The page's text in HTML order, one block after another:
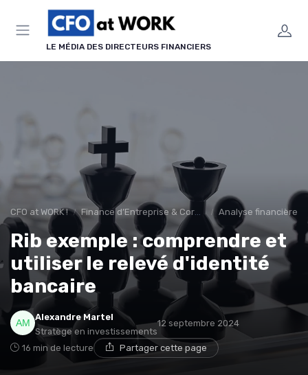
LE MÉDIA DES DIRECTEURS FINANCIERS
CFO at WORK ! Finance d’Entreprise & Corporate Finance Analyse financière
Rib exemple : comprendre et
utiliser le relevé d'identité
bancaire
Alexandre Martel
Stratège en investissements
12 septembre 2024
16 min de lecture Partager cette page
Panneau de gestion des cookies